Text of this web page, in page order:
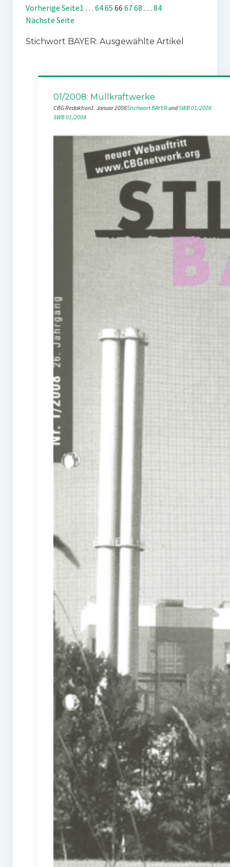
Vorherige Seite1 … 6465 66 6768 … 84
Nächste Seite
Stichwort BAYER: Ausgewählte Artikel
01/2008: Müllkraftwerke
CBG Redaktion1. Januar 2008Stichwort BAYER und SWB 01/2008
SWB 01/2008